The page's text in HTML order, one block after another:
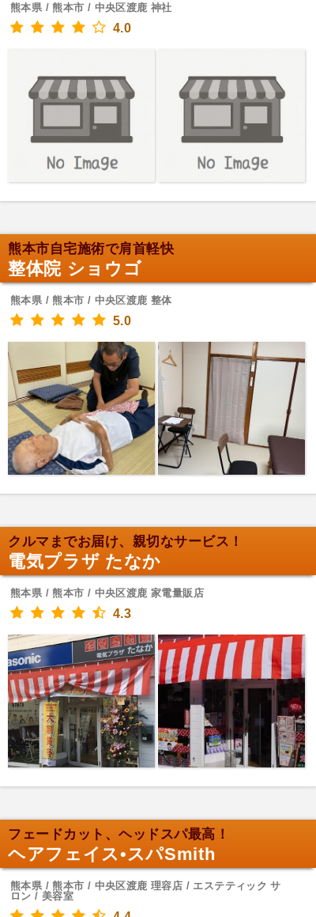
熊本県 / 熊本市 / 中央区渡鹿 神社
4.0
熊本市自宅施術で肩首軽快
整体院 ショウゴ
熊本県 / 熊本市 / 中央区渡鹿 整体
5.0
クルマまでお届け、親切なサービス！
電気プラザ たなか
熊本県 / 熊本市 / 中央区渡鹿 家電量販店
4.3
フェードカット、ヘッドスパ最高！
ヘアフェイス•スパSmith
熊本県 / 熊本市 / 中央区渡鹿 理容店 / エステティック サ
ロン / 美容室